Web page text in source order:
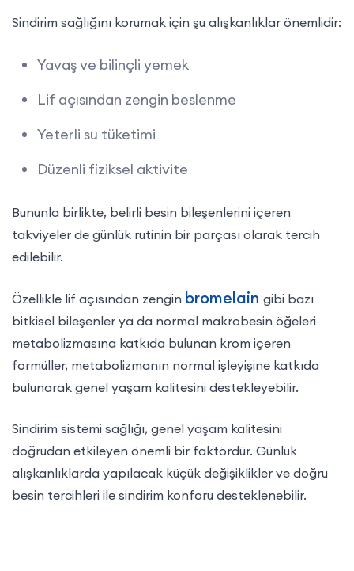
Sindirim sağlığını korumak için şu alışkanlıklar önemlidir:
Yavaş ve bilinçli yemek
Lif açısından zengin beslenme
Yeterli su tüketimi
Düzenli fiziksel aktivite
Bununla birlikte, belirli besin bileşenlerini içeren
takviyeler de günlük rutinin bir parçası olarak tercih
edilebilir.
Özellikle lif açısından zengin bromelain gibi bazı
bitkisel bileşenler ya da normal makrobesin öğeleri
metabolizmasına katkıda bulunan krom içeren
formüller, metabolizmanın normal işleyişine katkıda
bulunarak genel yaşam kalitesini destekleyebilir.
Sindirim sistemi sağlığı, genel yaşam kalitesini
doğrudan etkileyen önemli bir faktördür. Günlük
alışkanlıklarda yapılacak küçük değişiklikler ve doğru
besin tercihleri ile sindirim konforu desteklenebilir.